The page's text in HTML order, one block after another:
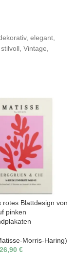
, elegant
stilvoll Vintage
rotes Blattdesign von
pinken
Morris-Haring)
26,90 €